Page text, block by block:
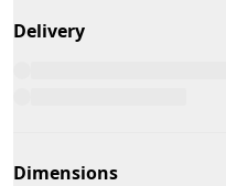
Delivery
Dimensions